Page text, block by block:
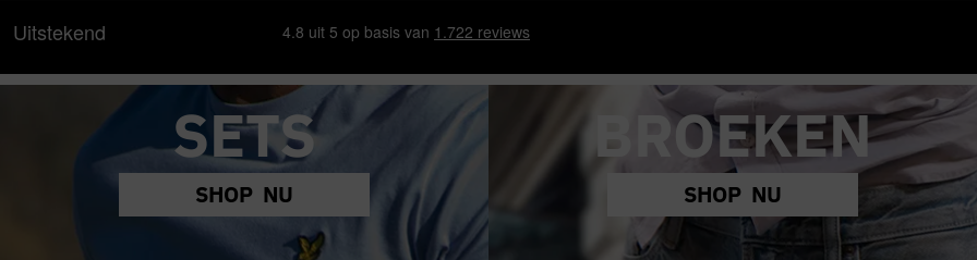
SETS
SHOP NU
BROEKEN
SHOP NU